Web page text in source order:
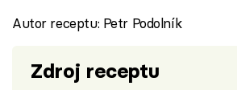
Autor receptu: Petr Podolník
Zdroj receptu